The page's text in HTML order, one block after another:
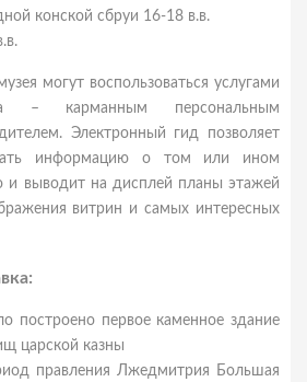
конской сбруи 16-18 в.в.
могут воспользоваться услугами
– карманным персональным
Электронный гид позволяет
информацию о том или ином
и выводит на дисплей планы этажей
витрин и самых интересных
построено первое каменное здание
царской казны
правления Лжедмитрия Большая